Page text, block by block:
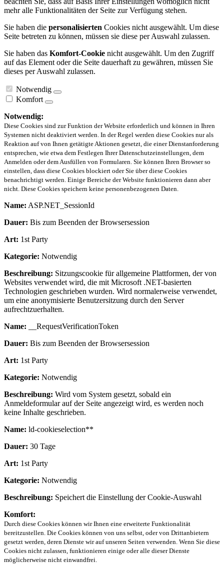
mehr alle Funktionalitäten der Seite zur Verfügung stehen.
Sie haben die personalisierten Cookies nicht ausgewählt. Um diese
Seite betreten zu können, müssen sie diese per Auswahl zulassen.
Sie haben das Komfort-Cookie nicht ausgewählt. Um den Zugriff
auf das Element oder die Seite dauerhaft zu gewähren, müssen Sie
dieses per Auswahl zulassen.
Notwendig
Komfort
Notwendig:
Diese Cookies sind zur Funktion der Website erforderlich und können in Ihren
Systemen nicht deaktiviert werden. In der Regel werden diese Cookies nur als
Reaktion auf von Ihnen getätigte Aktionen gesetzt, die einer Dienstanforderung
entsprechen, wie etwa dem Festlegen Ihrer Datenschutzeinstellungen, dem
Anmelden oder dem Ausfüllen von Formularen. Sie können Ihren Browser so
einstellen, dass diese Cookies blockiert oder Sie über diese Cookies
benachrichtigt werden. Einige Bereiche der Website funktionieren dann aber
nicht. Diese Cookies speichern keine personenbezogenen Daten.
Name: ASP.NET_SessionId
Dauer: Bis zum Beenden der Browsersession
Art: 1st Party
Kategorie: Notwendig
Beschreibung: Sitzungscookie für allgemeine Plattformen, der von
Websites verwendet wird, die mit Microsoft .NET-basierten
Technologien geschrieben wurden. Wird normalerweise verwendet,
um eine anonymisierte Benutzersitzung durch den Server
aufrechtzuerhalten.
Name: __RequestVerificationToken
Dauer: Bis zum Beenden der Browsersession
Art: 1st Party
Kategorie: Notwendig
Beschreibung: Wird vom System gesetzt, sobald ein
Anmeldeformular auf der Seite angezeigt wird, es werden noch
keine Inhalte geschrieben.
Name: ld-cookieselection**
Dauer: 30 Tage
Art: 1st Party
Kategorie: Notwendig
Beschreibung: Speichert die Einstellung der Cookie-Auswahl
Komfort:
Durch diese Cookies können wir Ihnen eine erweiterte Funktionalität
bereitzustellen. Die Cookies können von uns selbst, oder von Drittanbietern
gesetzt werden, deren Dienste wir auf unseren Seiten verwenden. Wenn Sie diese
Cookies nicht zulassen, funktionieren einige oder alle dieser Dienste
möglicherweise nicht einwandfrei.